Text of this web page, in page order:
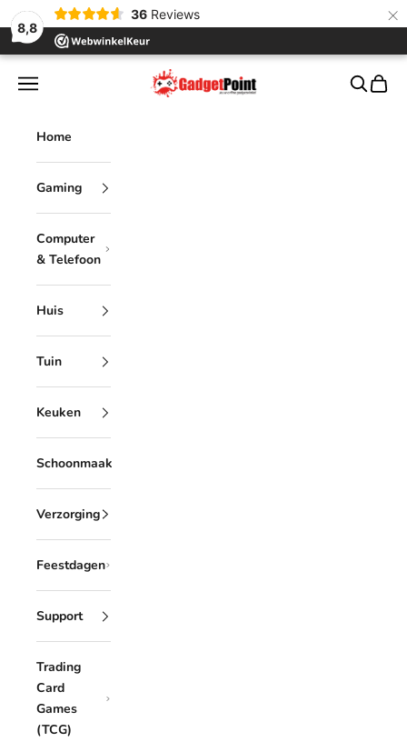
8,8
36 Reviews ×
Naar inhoud
Gadgetpoint
Menu Zoeken
Home
Gaming
Computer
& Telefoon
Huis
Tuin
Keuken
Schoonmaak
Verzorging
Feestdagen
Support
Trading
Card
Games
(TCG)